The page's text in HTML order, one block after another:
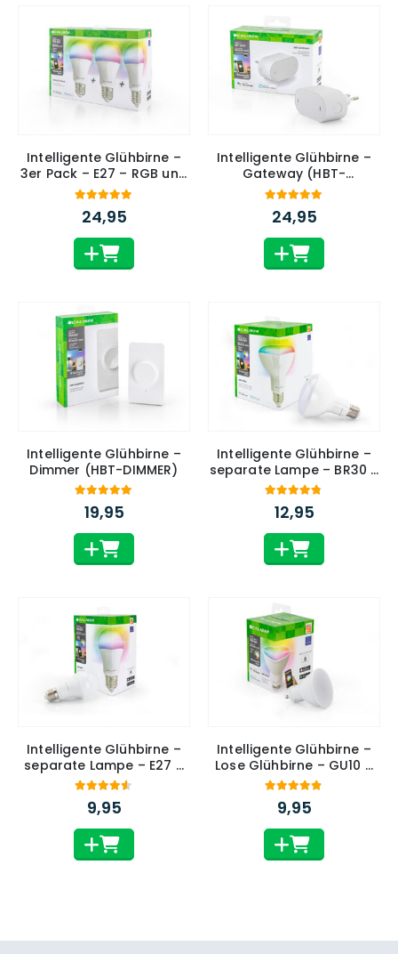
Intelligente Glühbirne –
3er Pack – E27 – RGB und
weiße Farben (HBT-E27-
3PACK)out of 5
24,95
Intelligente Glühbirne –
Gateway (HBT-
GATEWAY)
out of 5
24,95
Intelligente Glühbirne –
Dimmer (HBT-DIMMER)
4.86 out of 5
19,95
Intelligente Glühbirne –
separate Lampe – BR30 –
Farben RGB und Weiß
(HBT-BR30)
4.70 out of 5
12,95
Intelligente Glühbirne –
separate Lampe – E27 –
RGB und weiße Farben
(HBT-E27)
4.50 out of 5
9,95
Intelligente Glühbirne –
Lose Glühbirne – GU10 –
Farben RGB und Weiß
(HBT-GU10)
4.80 out of 5
9,95